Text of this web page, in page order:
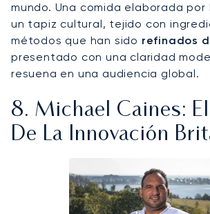
mundo. Una comida elaborada
un tapiz cultural, tejido con
métodos que han sido refinados
presentado con una claridad
resuena en una audiencia global.
8. Michael Caines:
De La Innovación